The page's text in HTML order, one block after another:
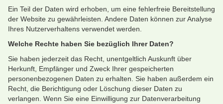
Ein Teil der Daten wird erhoben, um eine fehlerfreie Bereitstellung
der Website zu gewährleisten. Andere Daten können zur Analyse
Ihres Nutzerverhaltens verwendet werden.
Welche Rechte haben Sie bezüglich Ihrer Daten?
Sie haben jederzeit das Recht, unentgeltlich Auskunft über
Herkunft, Empfänger und Zweck Ihrer gespeicherten
personenbezogenen Daten zu erhalten. Sie haben außerdem ein
Recht, die Berichtigung oder Löschung dieser Daten zu
verlangen. Wenn Sie eine Einwilligung zur Datenverarbeitung